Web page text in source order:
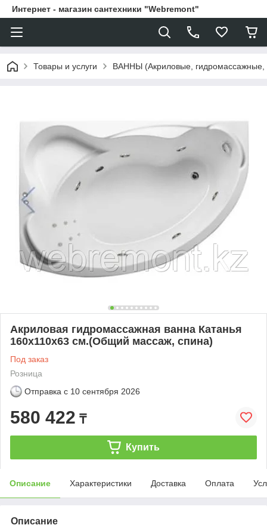
Интернет - магазин сантехники "Webremont"
Товары и услуги ВАННЫ (Акриловые,
Акриловая гидромассажная ванна Катанья
160х110х63 см.(Общий массаж, спина)
Под заказ
Розница
Отправка с 10 сентября 2026
580 422 ₸
Купить
Описание Характеристики Доставка Оплата
Описание